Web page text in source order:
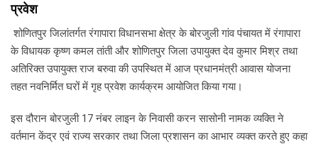
प्रवेश
शोणितपुर जिलांतर्गत रंगापारा विधानसभा क्षेत्र के बोरजुली गांव पंचायत में रंगापारा
के विधायक कृष्ण कमल तांती और शोणितपुर जिला उपायुक्त देव कुमार मिश्र तथा
अतिरिक्त उपायुक्त राज बरुवा की उपस्थित में आज प्रधानमंत्री आवास योजना
तहत नवनिर्मित घरों में गृह प्रवेश कार्यक्रम आयोजित किया गया।
इस दौरान बोरजुली 17 नंबर लाइन के निवासी करन सासोनी नामक व्यक्ति ने
वर्तमान केंद्र एवं राज्य सरकार तथा जिला प्रशासन का आभार व्यक्त करते हुए कहा